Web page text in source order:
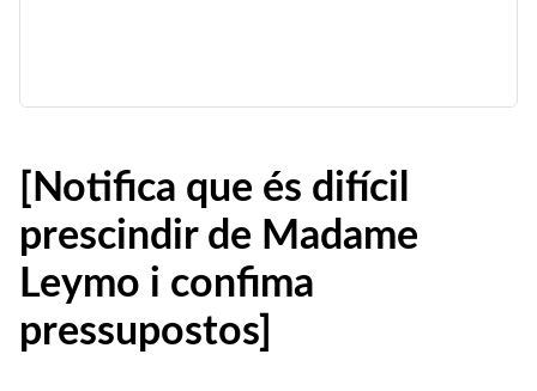
[Notifica que és difícil
prescindir de Madame
Leymo i confima
pressupostos]